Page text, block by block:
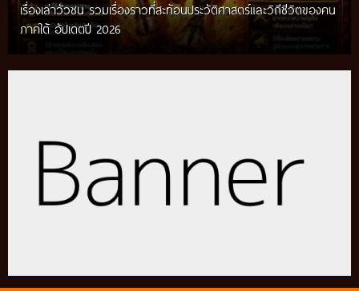
เรื่องเล่าวัวชน รวมเรื่องราวที่สะท้อนประวัติศาสตร์และวิถีชีวิตของคน
ภาคใต้ อัปเดตปี 2026